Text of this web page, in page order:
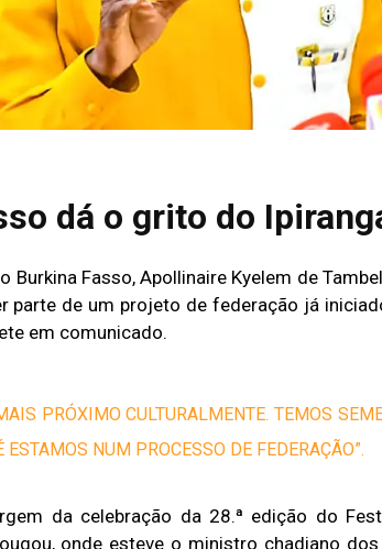
dá o grito do
Burkina Fasso, Apollinaire Kyelem de
parte de um projeto de federação já
em comunicado.
PRÓXIMO CULTURALMENTE. TEMOS
NUM PROCESSO DE FEDERAÇÃO”.
da celebração da 28.ª edição do
onde esteve o ministro chadiano